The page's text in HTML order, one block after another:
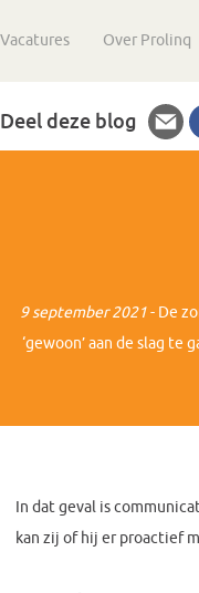
Vacatures Over Prolinq
Deel deze blog
9 september 2021- De
‘gewoon’ aan de slag
In dat geval is
kan zij of hij er proactief